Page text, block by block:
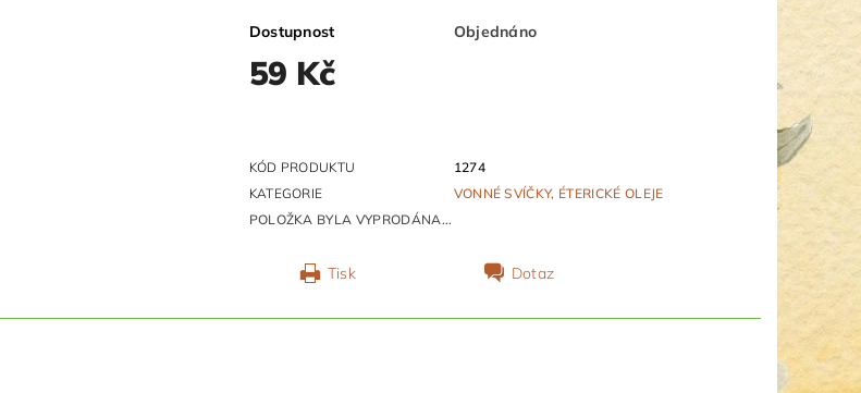
Dostupnost Objednáno
59 Kč
KÓD PRODUKTU
1274
KATEGORIE
VONNÉ SVÍČKY, ÉTERICKÉ OLEJE
POLOŽKA BYLA VYPRODÁNA...
Tisk Dotaz